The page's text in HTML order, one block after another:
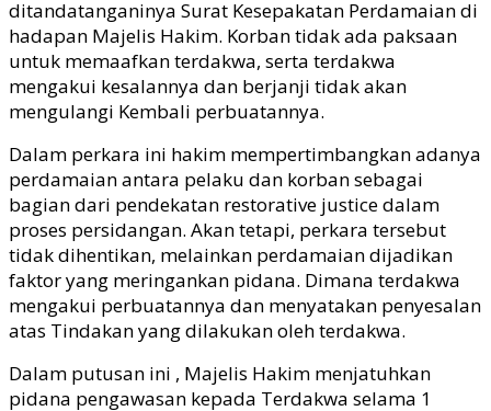
ditandatanganinya Surat Kesepakatan Perdamaian di
hadapan Majelis Hakim. Korban tidak ada paksaan
untuk memaafkan terdakwa, serta terdakwa
mengakui kesalannya dan berjanji tidak akan
mengulangi Kembali perbuatannya.
Dalam perkara ini hakim mempertimbangkan adanya
perdamaian antara pelaku dan korban sebagai
bagian dari pendekatan restorative justice dalam
proses persidangan. Akan tetapi, perkara tersebut
tidak dihentikan, melainkan perdamaian dijadikan
faktor yang meringankan pidana. Dimana terdakwa
mengakui perbuatannya dan menyatakan penyesalan
atas Tindakan yang dilakukan oleh terdakwa.
Dalam putusan ini , Majelis Hakim menjatuhkan
pidana pengawasan kepada Terdakwa selama 1